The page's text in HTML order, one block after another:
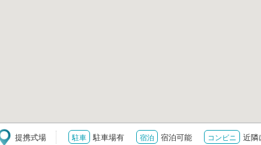
提携式場 駐車 駐車場有 宿泊 宿泊可能 コンビニ 近隣